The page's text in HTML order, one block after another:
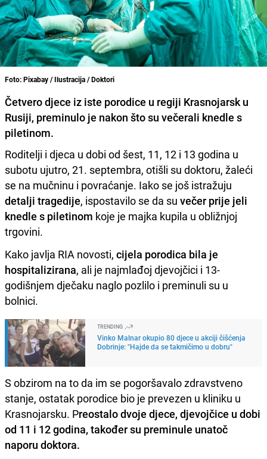
Foto: Pixabay / Ilustracija / Doktori
Četvero djece iz iste porodice u regiji Krasnojarsk u
Rusiji, preminulo je nakon što su večerali knedle s
piletinom.
Roditelji i djeca u dobi od šest, 11, 12 i 13 godina u
subotu ujutro, 21. septembra, otišli su doktoru, žaleći
se na mučninu i povraćanje. Iako se još istražuju
detalji tragedije, ispostavilo se da su večer prije jeli
knedle s piletinom koje je majka kupila u obližnjoj
trgovini.
Kako javlja RIA novosti, cijela porodica bila je
hospitalizirana, ali je najmlađoj djevojčici i 13-
godišnjem dječaku naglo pozlilo i preminuli su u
bolnici.
TRENDING
Vinko Malnar okupio 80 djece u akciji čišćenja
Dobrinje: "Hajde da se takmičimo u dobru"
S obzirom na to da im se pogoršavalo zdravstveno
stanje, ostatak porodice bio je prevezen u kliniku u
Krasnojarsku. Preostalo dvoje djece, djevojčice u dobi
od 11 i 12 godina, također su preminule unatoč
naporu doktora.